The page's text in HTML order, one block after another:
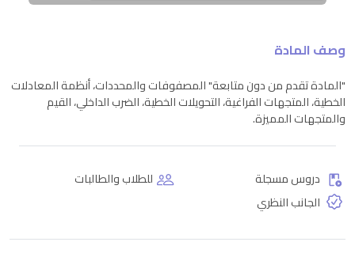
وصف المادة
"المادة تقدم من دون متابعة" المصفوفات والمحددات، أنظمة المعادلات
الخطية، المتجهات الفراغية، التحويلات الخطية، الضرب الداخلي، القيم
والمتجهات المميزة.
دروس مسجلة
للطلاب والطالبات
الجانب النظري